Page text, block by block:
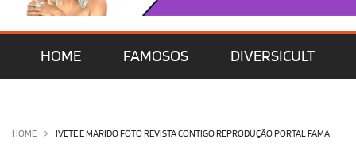
HOME FAMOSOS DIVERSICULT
HOME IVETE E MARIDO FOTO REVISTA CONTIGO REPRODUÇÃO PORTAL FAMA